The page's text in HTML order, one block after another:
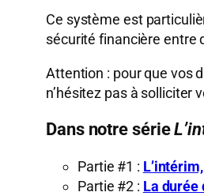
Ce système est
sécurité financière entre
Attention : pour que vos
n’hésitez pas à solliciter
Dans notre série
Partie #1 :
Partie #2 : La durée